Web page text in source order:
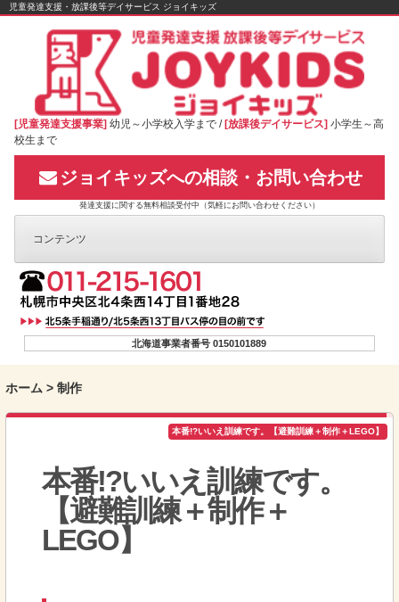
Skip
児童発達支援・放課後等デイサービス ジョイキッズ
[児童発達支援事業] 幼児～小学校入学まで / [放課後デイサービス] 小学生～高
校生まで
ジョイキッズへの相談・お問い合わせ
発達支援に関する無料相談受付中（気軽にお問い合わせください）
コンテンツ
北海道事業者番号 0150101889
ホーム > 制作
本番!?いいえ訓練です。【避難訓練＋制作＋LEGO】
本番!?いいえ訓練です。
【避難訓練＋制作＋
LEGO】